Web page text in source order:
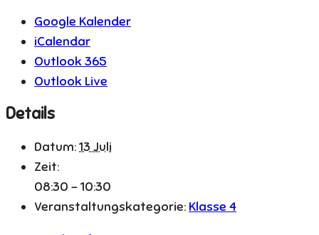
Google Kalender
iCalendar
Outlook 365
Outlook Live
Details
Datum:13 Juli
Zeit:
08:30 - 10:30
Veranstaltungskategorie: Klasse 4